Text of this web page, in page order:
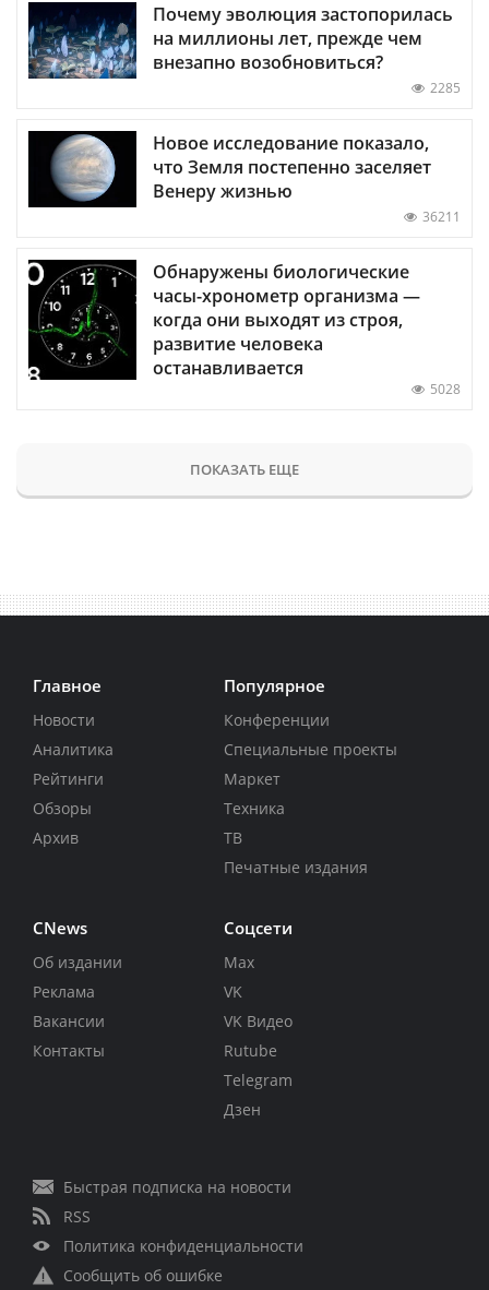
Почему эволюция застопорилась
на миллионы лет, прежде чем
внезапно возобновиться?
2285
Новое исследование показало,
что Земля постепенно заселяет
Венеру жизнью
36211
Обнаружены биологические
часы-хронометр организма —
когда они выходят из строя,
развитие человека
останавливается
5028
ПОКАЗАТЬ ЕЩЕ
Главное
Новости
Аналитика
Рейтинги
Обзоры
Архив
Популярное
Конференции
Специальные проекты
Маркет
Техника
ТВ
Печатные издания
CNews
Об издании
Реклама
Вакансии
Контакты
Соцсети
Max
VK
VK Видео
Rutube
Telegram
Дзен
Быстрая подписка на новости
RSS
Политика конфиденциальности
Сообщить об ошибке